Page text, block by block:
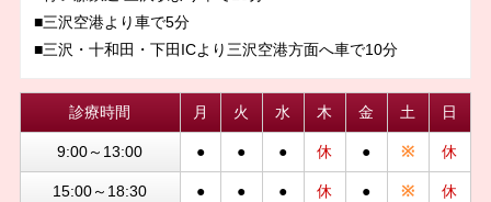
■三沢空港より車で5分
■三沢・十和田・下田ICより三沢空港方面へ車で10分
診療時間 月 火 水 木 金 土 日
9:00～13:00 ● ● ● 休 ● ※ 休
15:00～18:30 ● ● ● 休 ● ※ 休